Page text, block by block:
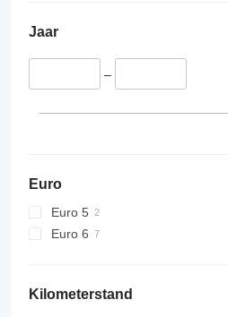
Jaar
–
Euro
Euro 5
Euro 6
Kilometerstand